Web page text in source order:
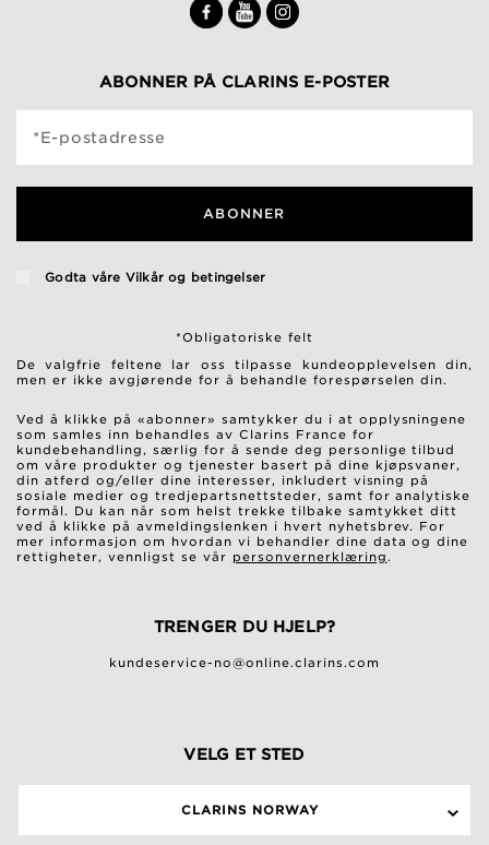
ABONNER PÅ CLARINS E-POSTER
*E-postadresse
ABONNER
Godta våre Vilkår og betingelser
*Obligatoriske felt
De valgfrie feltene lar oss tilpasse kundeopplevelsen din,
men er ikke avgjørende for å behandle forespørselen din.
Ved å klikke på «abonner» samtykker du i at opplysningene
som samles inn behandles av Clarins France for
kundebehandling, særlig for å sende deg personlige tilbud
om våre produkter og tjenester basert på dine kjøpsvaner,
din atferd og/eller dine interesser, inkludert visning på
sosiale medier og tredjepartsnettsteder, samt for analytiske
formål. Du kan når som helst trekke tilbake samtykket ditt
ved å klikke på avmeldingslenken i hvert nyhetsbrev. For
mer informasjon om hvordan vi behandler dine data og dine
rettigheter, vennligst se vår personvernerklæring .
TRENGER DU HJELP?
kundeservice-no@online.clarins.com
VELG ET STED
CLARINS NORWAY